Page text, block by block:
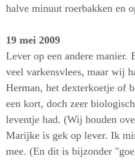
halve minuut roerbakken en
19 mei 2009
Lever op een andere manier.
veel varkensvlees, maar wij
Herman, het dexterkoetje of
een kort, doch zeer
leventje had. (Wij houden
Marijke is gek op lever. Ik
mee. (En dit is bijzonder